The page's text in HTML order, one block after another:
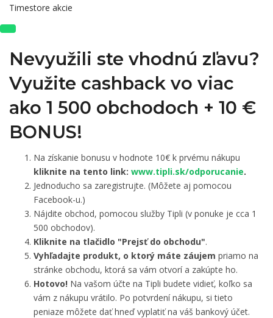
Timestore akcie
Nevyužili ste vhodnú zľavu?
Využite cashback vo viac
ako 1 500 obchodoch + 10 €
BONUS!
Na získanie bonusu v hodnote 10€ k prvému nákupu
kliknite na tento link: www.tipli.sk/odporucanie.
Jednoducho sa zaregistrujte. (Môžete aj pomocou
Facebook-u.)
Nájdite obchod, pomocou služby Tipli (v ponuke je cca 1
500 obchodov).
Kliknite na tlačidlo "Prejsť do obchodu".
Vyhľadajte produkt, o ktorý máte záujem priamo na
stránke obchodu, ktorá sa vám otvorí a zakúpte ho.
Hotovo! Na vašom účte na Tipli budete vidieť, koľko sa
vám z nákupu vrátilo. Po potvrdení nákupu, si tieto
peniaze môžete dať hneď vyplatiť na váš bankový účet.